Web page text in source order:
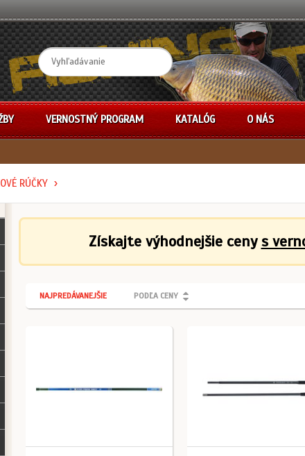
VERNOSTNÝ PROGRAM KATALÓG O NÁS
RÚČKY
Získajte výhodnejšie cenys
NAJPREDÁVANEJŠIE PODĽA CENY